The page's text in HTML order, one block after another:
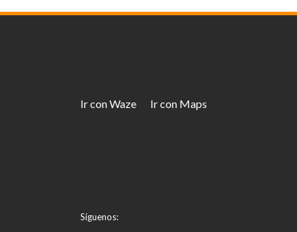
Ir con Waze Ir con Maps
Síguenos: